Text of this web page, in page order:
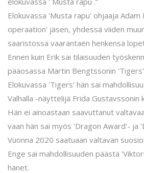
Elokuvassa 'Musta rapu' ohjaaja
operaation' jäsen, yhdessä viiden
saaristossa vaarantaen henkensä
Ennen kuin Erik sai tilaisuuden
pääosassa Martin Bengtssonin
Elokuvassa 'Tigers' hän sai
Valhalla -näyttelijä Frida Gustavssonin
Hän ei ainoastaan ​​saavuttanut
vaan hän sai myös 'Dragon Award'- ja
Vuonna 2020 saatuaan valtavan
Enge sai mahdollisuuden päästä
hänet.